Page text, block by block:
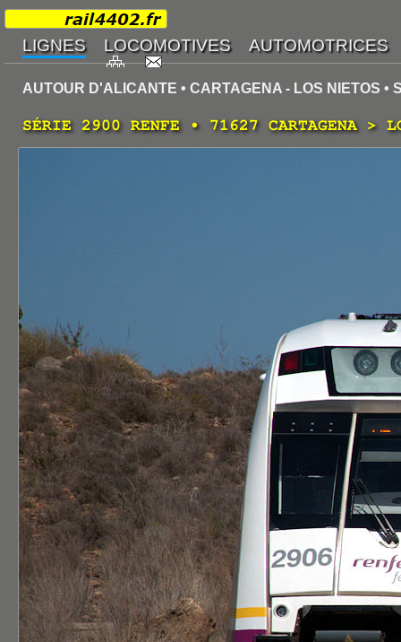
AUTOUR D'ALICANTE • CARTAGENA - LOS NIETOS •
SÉRIE 2900 RENFE • 71627 CARTAGENA >